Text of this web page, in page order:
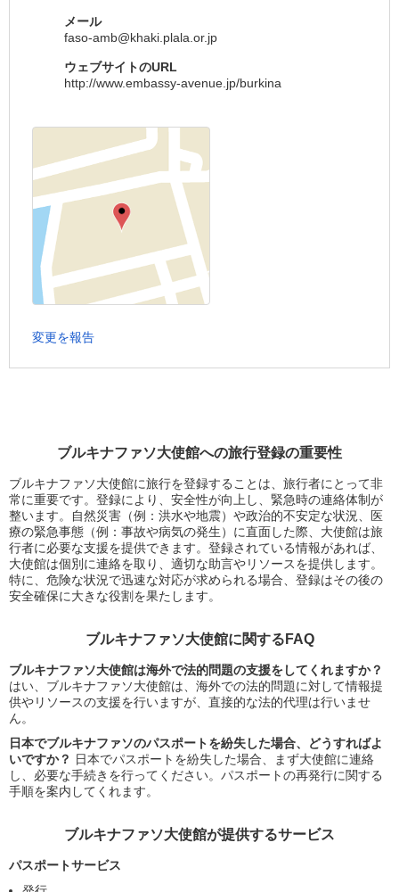
ブルキナファソ大使館への旅行登録の重要性
ブルキナファソ大使館に旅行を登録することは、旅行者にとって非
常に重要です。登録により、安全性が向上し、緊急時の連絡体制が
整います。自然災害（例：洪水や地震）や政治的不安定な状況、医
療の緊急事態（例：事故や病気の発生）に直面した際、大使館は旅
行者に必要な支援を提供できます。登録されている情報があれば、
大使館は個別に連絡を取り、適切な助言やリソースを提供します。
特に、危険な状況で迅速な対応が求められる場合、登録はその後の
安全確保に大きな役割を果たします。
ブルキナファソ大使館に関するFAQ
ブルキナファソ大使館は海外で法的問題の支援をしてくれますか？
はい、ブルキナファソ大使館は、海外での法的問題に対して情報提
供やリソースの支援を行いますが、直接的な法的代理は行いませ
ん。
日本でブルキナファソのパスポートを紛失した場合、どうすればよ
いですか？ 日本でパスポートを紛失した場合、まず大使館に連絡
し、必要な手続きを行ってください。パスポートの再発行に関する
手順を案内してくれます。
ブルキナファソ大使館が提供するサービス
パスポートサービス
メール
faso-amb@khaki.plala.or.jp
ウェブサイトのURL
http://www.embassy-avenue.jp/burkina
変更を報告